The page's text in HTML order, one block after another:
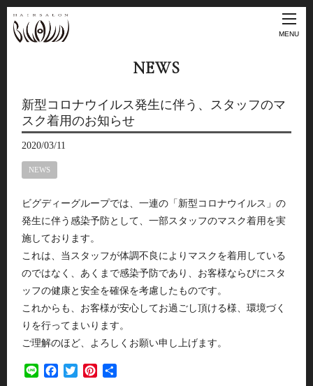
MENU
NEWS
新型コロナウイルス発生に伴う、スタッフのマ
スク着用のお知らせ
2020/03/11
NEWS
ビグディーグループでは、一連の「新型コロナウイルス」の
発生に伴う感染予防として、一部スタッフのマスク着用を実
施しております。
これは、当スタッフが体調不良によりマスクを着用している
のではなく、あくまで感染予防であり、お客様ならびにスタ
ッフの健康と安全を確保を考慮したものです。
これからも、お客様が安心してお過ごし頂ける様、環境づく
りを行ってまいります。
ご理解のほど、よろしくお願い申し上げます。
Line FacebookTwitterPinterest